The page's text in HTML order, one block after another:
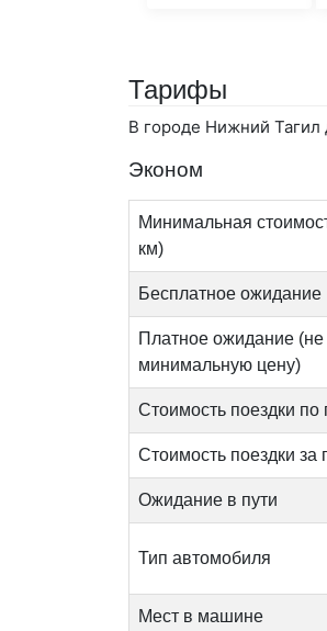
Тарифы
В городе Нижний Тагил
Эконом
Минимальная
км)
Бесплатное ожидание
Платное ожидание
минимальную цену)
Стоимость поездки по
Стоимость поездки за
Ожидание в пути
Тип автомобиля
Мест в машине